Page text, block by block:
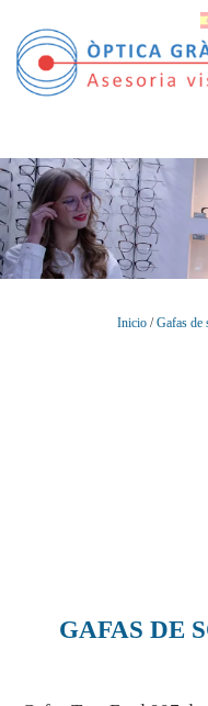
Inicio /Gafas de
GAFAS DE